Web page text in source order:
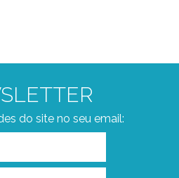
do site no seu email: